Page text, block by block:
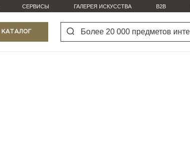
СЕРВИСЫ ГАЛЕРЕЯ ИСКУССТВА B2B
КАТАЛОГ